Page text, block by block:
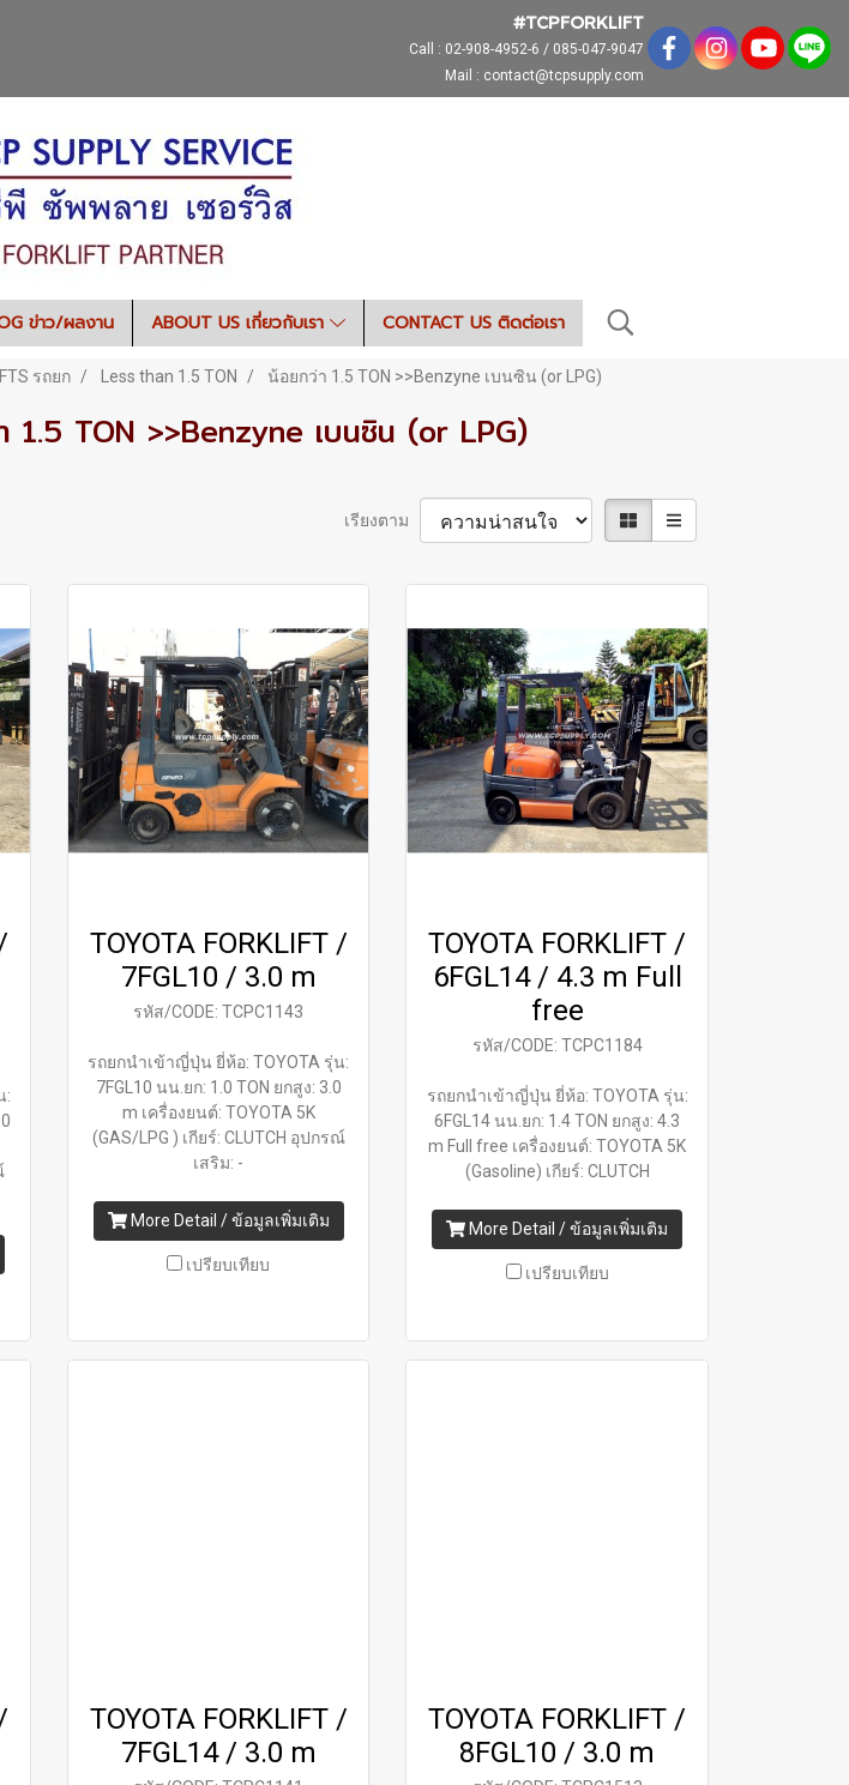
#TCPFORKLIFT
Call : 02-908-4952-6 / 085-047-9047
Mail : contact@tcpsupply.com
ข่าว/ผลงาน ABOUT US เกี่ยวกับเรา CONTACT US ติดต่อเรา
รถยก Less than 1.5 TON น้อยกว่า 1.5 TON >>Benzyne เบนซิน (or LPG)
1.5 TON >>Benzyne เบนซิน (or LPG)
เรียงตาม
:
TOYOTA FORKLIFT /
7FGL10 / 3.0 m
รหัส/CODE: TCPC1143
รถยกนำเข้าญี่ปุ่น ยี่ห้อ: TOYOTA รุ่น:
7FGL10 นน.ยก: 1.0 TON ยกสูง: 3.0
m เครื่องยนต์: TOYOTA 5K
(GAS/LPG ) เกียร์: CLUTCH อุปกรณ์
เสริม: -
More Detail / ข้อมูลเพิ่มเติม
เปรียบเทียบ
TOYOTA FORKLIFT /
6FGL14 / 4.3 m Full
free
รหัส/CODE: TCPC1184
รถยกนำเข้าญี่ปุ่น ยี่ห้อ: TOYOTA รุ่น:
6FGL14 นน.ยก: 1.4 TON ยกสูง: 4.3
m Full free เครื่องยนต์: TOYOTA 5K
(Gasoline) เกียร์: CLUTCH
More Detail / ข้อมูลเพิ่มเติม
เปรียบเทียบ
TOYOTA FORKLIFT /
7FGL14 / 3.0 m
TOYOTA FORKLIFT /
8FGL10 / 3.0 m